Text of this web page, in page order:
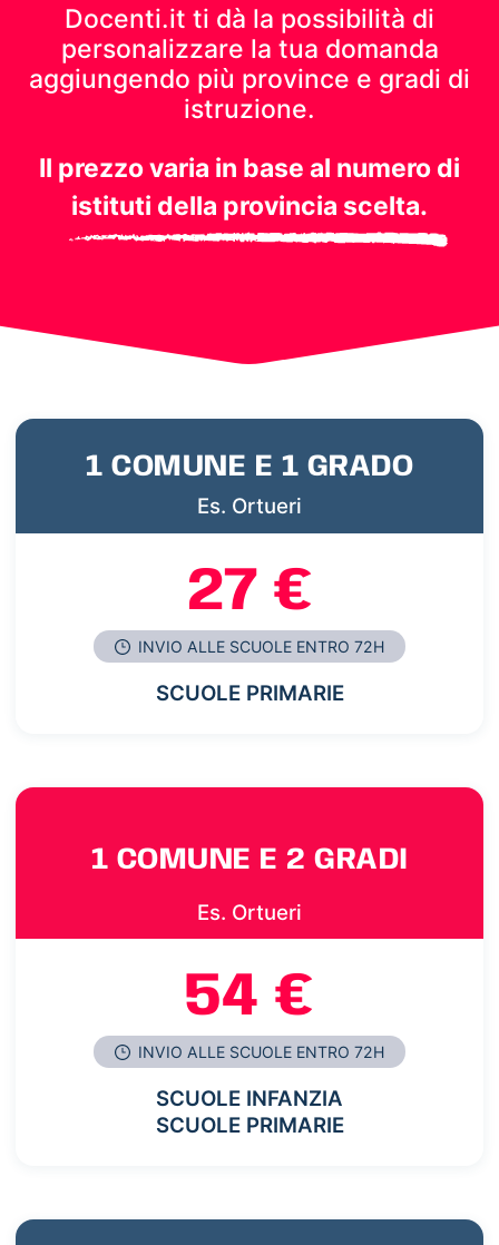
Docenti.it ti dà la possibilità di
personalizzare la tua domanda
aggiungendo più province e gradi di
istruzione.
Il prezzo varia in base al numero di
istituti della provincia scelta.
1 COMUNE E 1 GRADO
Es. Ortueri
27 €
INVIO ALLE SCUOLE ENTRO 72H
SCUOLE PRIMARIE
1 COMUNE E 2 GRADI
Es. Ortueri
54 €
INVIO ALLE SCUOLE ENTRO 72H
SCUOLE INFANZIA
SCUOLE PRIMARIE